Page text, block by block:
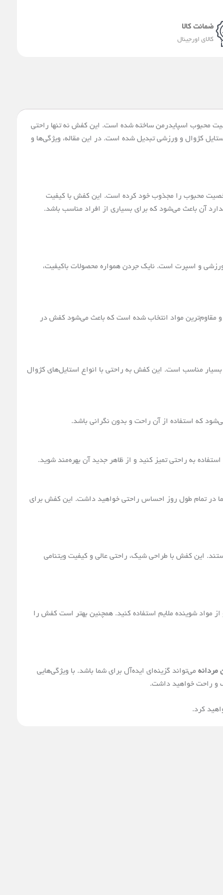
r
a
ضمانت کالا
کالای اورجینال
محبوب اسپایدرمن ساخته شده است. این کفش نه تنها راحتی
کژوال و ورزشی تبدیل شده است. در این مقاله، ویژگی‌ها و
محبوب را مجذوب خود کرده است. این کفش با کیفیت
و اسپرت است. نایک جردن همواره محصولات باکیفیت،
مقاوم‌ترین مواد انتخاب شده است که باعث می‌شود کفش در
مناسب است. این کفش به راحتی با انواع استایل‌های کژوال
به راحتی تمیز کنید و از ظاهر جدید آن بهره‌مند شوید.
در تمام طول روز احساس راحتی خواهید داشت. این کفش برای
این کفش با طراحی شیک، راحتی عالی و کیفیت ویتنامی
شوینده ملایم استفاده کنید. همچنین بهتر است کفش را
مردانه می‌تواند گزینه‌ای ایده‌آل برای شما باشد. با ویژگی‌هایی
و راحت خواهید داشت.
کرد.